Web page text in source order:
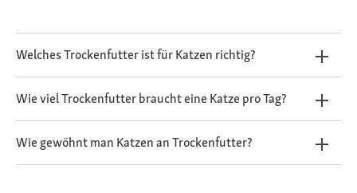
Welches Trockenfutter ist für Katzen richtig?
Wie viel Trockenfutter braucht eine Katze pro Tag?
Wie gewöhnt man Katzen an Trockenfutter?